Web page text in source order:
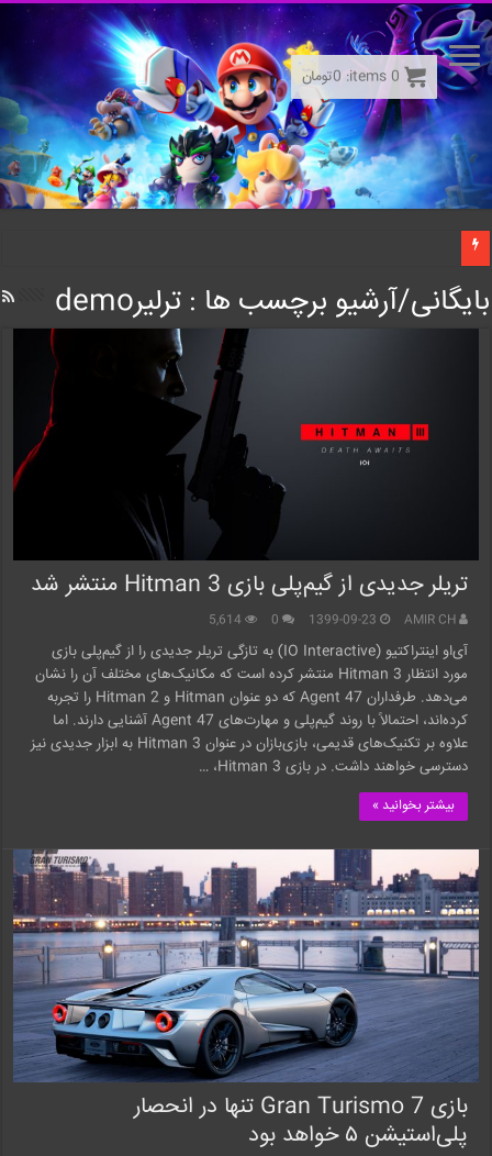
بایگانی/آرشیو برچسب ها :ترلیرdemo
تریلر جدیدی از گیم‌پلی بازی Hitman 3 منتشر شد
AMIR CH
1399-09-23
0
5,614
آی‌او اینتراکتیو (IO Interactive) به تازگی تریلر جدیدی را از گیم‌پلی بازی
مورد انتظار Hitman 3 منتشر کرده است که مکانیک‌های مختلف آن را نشان
می‌دهد. طرفداران Agent 47 که دو عنوان Hitman و Hitman 2 را تجربه
کرده‌اند، احتمالاً با روند گیم‌پلی و مهارت‌های Agent 47 آشنایی دارند. اما
علاوه بر تکنیک‌های قدیمی، بازی‌بازان در عنوان Hitman 3 به ابزار جدیدی نیز
دسترسی خواهند داشت. در بازی Hitman 3، …
بیشتر بخوانید »
بازی Gran Turismo 7 تنها در انحصار
پلی‌استیشن ۵ خواهد بود
0
items:
0تومان